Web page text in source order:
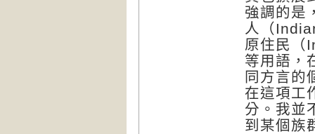
強調的是
人（
原住民（
等用語，
同方言的
在這項工
分。我並
到某個族